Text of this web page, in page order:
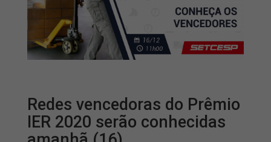
Redes vencedoras do Prêmio
IER 2020 serão conhecidas